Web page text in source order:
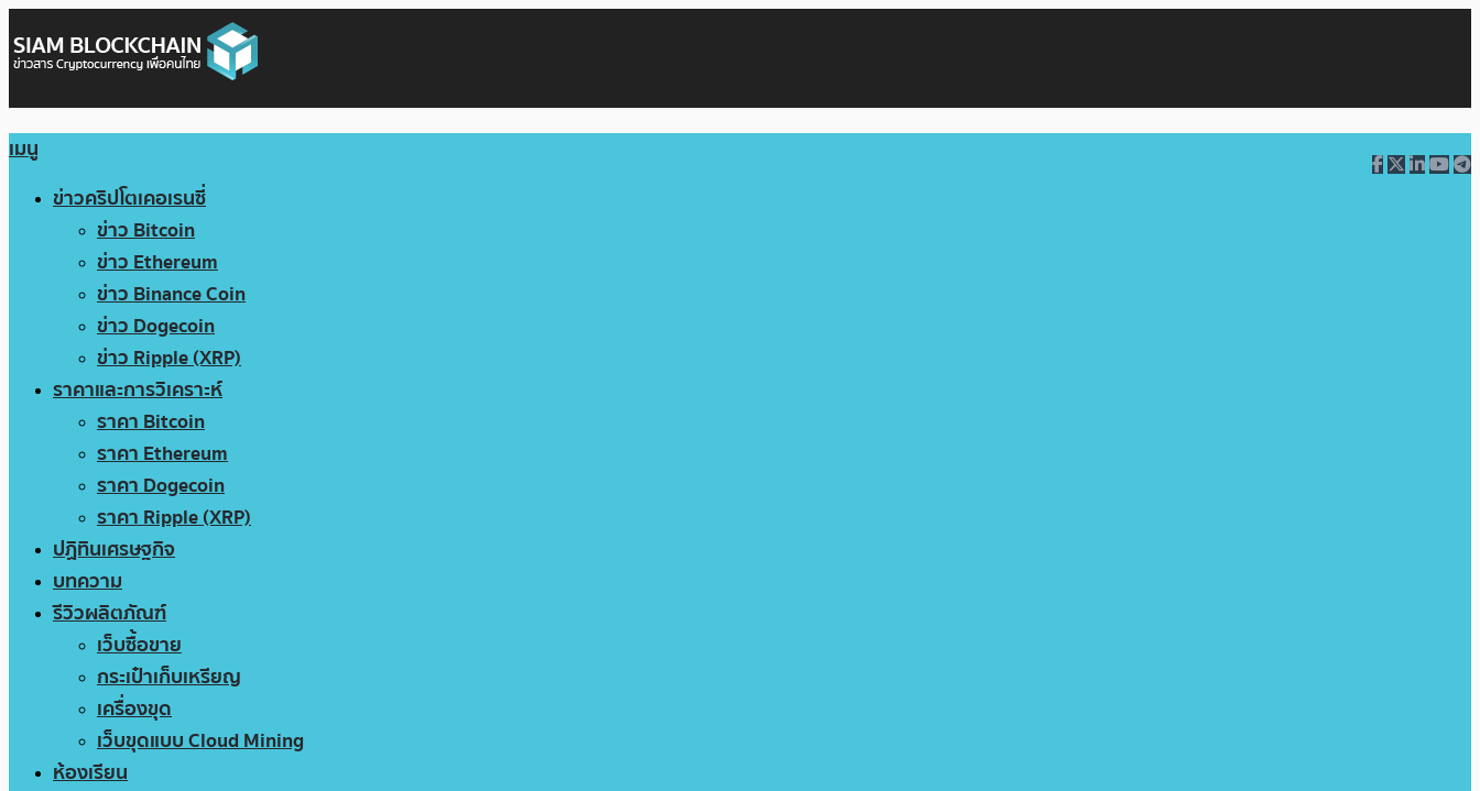
เมนู
ข่าวคริปโตเคอเรนซี่
ข่าว Bitcoin
ข่าว Ethereum
ข่าว Binance Coin
ข่าว Dogecoin
ข่าว Ripple (XRP)
ราคาและการวิเคราะห์
ราคา Bitcoin
ราคา Ethereum
ราคา Dogecoin
ราคา Ripple (XRP)
ปฏิทินเศรษฐกิจ
บทความ
รีวิวผลิตภัณฑ์
เว็บซื้อขาย
กระเป๋าเก็บเหรียญ
เครื่องขุด
เว็บขุดแบบ Cloud Mining
ห้องเรียน